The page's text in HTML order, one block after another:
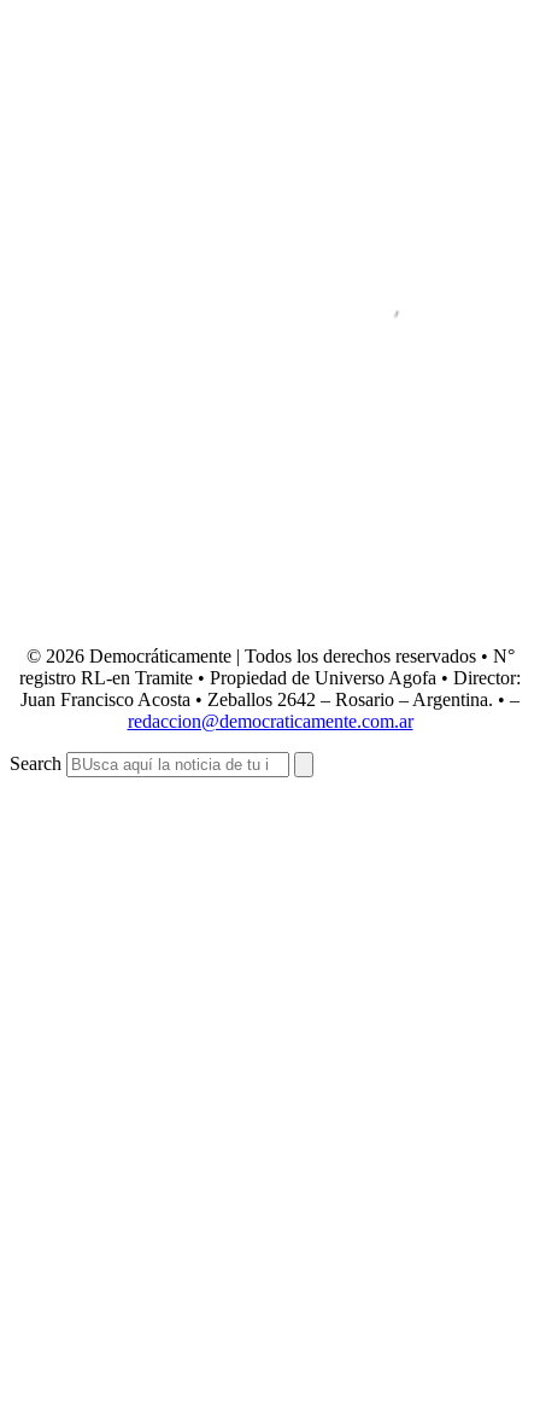
© 2026 Democráticamente | Todos los derechos reservados • N°
registro RL-en Tramite • Propiedad de Universo Agofa • Director:
Juan Francisco Acosta • Zeballos 2642 – Rosario – Argentina. • –
redaccion@democraticamente.com.ar
Search